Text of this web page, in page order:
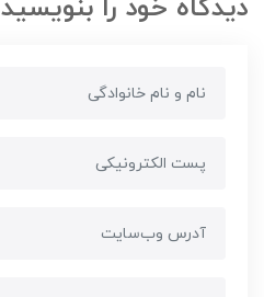
دیدگاه خود را بنویسید